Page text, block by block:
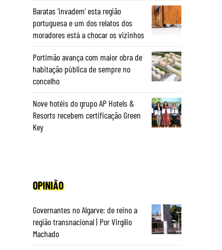
Baratas ‘invadem’ esta região
portuguesa e um dos relatos dos
moradores está a chocar os vizinhos
Portimão avança com maior obra de
habitação pública de sempre no
concelho
Nove hotéis do grupo AP Hotels &
Resorts recebem certificação Green
Key
OPINIÃO
Governantes no Algarve: de reino a
região transnacional | Por Virgílio
Machado